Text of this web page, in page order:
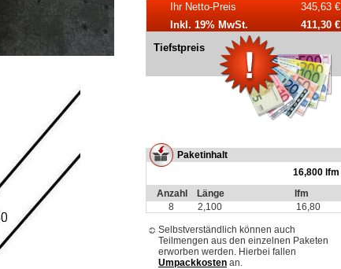
Ihr Netto-Preis
345,63 €
Inkl. 19% MwSt.
411,30 €
Tiefstpreis
Paketinhalt
16,800 lfm
Anzahl
Länge
lfm
8
2,100 16,80
Selbstverständlich können auch
Teilmengen aus den einzelnen Paketen
erworben werden. Hierbei fallen
Umpackkosten an.